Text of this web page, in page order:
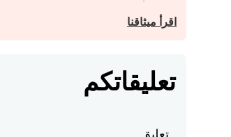
اقرأ ميثاقنا
تعليقاتكم
تعليق